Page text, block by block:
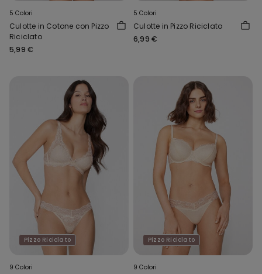
5 Colori
Culotte in Cotone con Pizzo
Riciclato
5,99 €
5 Colori
Culotte in Pizzo Riciclato
6,99 €
Pizzo Riciclato
9 Colori
Pizzo Riciclato
9 Colori